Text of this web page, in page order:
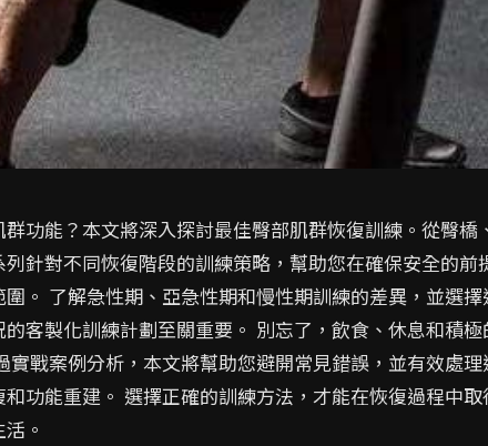
功能？本文將深入探討最佳臀部肌群恢復訓練。從臀橋
針對不同恢復階段的訓練策略，幫助您在確保安全的前
。 了解急性期、亞急性期和慢性期訓練的差異，並選擇
客製化訓練計劃至關重要。 別忘了，飲食、休息和積極
戰案例分析，本文將幫助您避開常見錯誤，並有效處理
功能重建。 選擇正確的訓練方法，才能在恢復過程中取
。